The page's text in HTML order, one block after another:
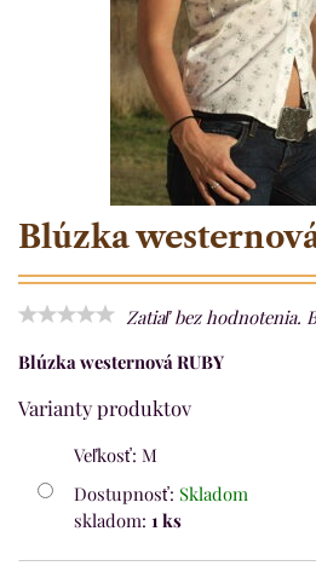
Blúzka
Zatiaľ bez hodnotenia.
Blúzka westernová RUBY
Varianty produktov
Veľkosť: M
Dostupnosť: Skladom
skladom: 1 ks